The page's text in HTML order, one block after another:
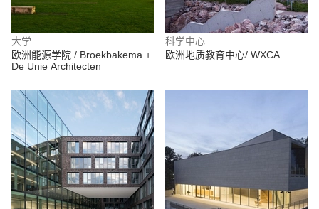
大学
欧洲能源学院 / Broekbakema +
De Unie Architecten
科学中心
欧洲地质教育中心/ WXCA